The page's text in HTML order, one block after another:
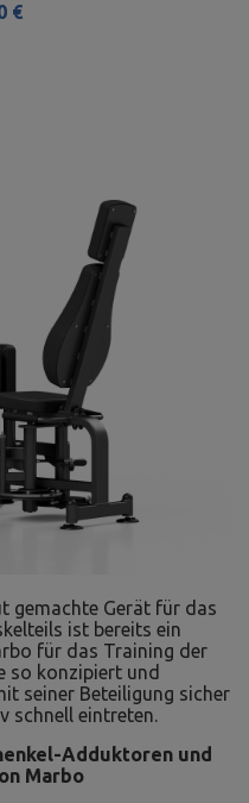
€
gemachte Gerät für das
ist bereits ein
für das Training der
so konzipiert und
seiner Beteiligung sicher
schnell eintreten.
Adduktoren und
Marbo